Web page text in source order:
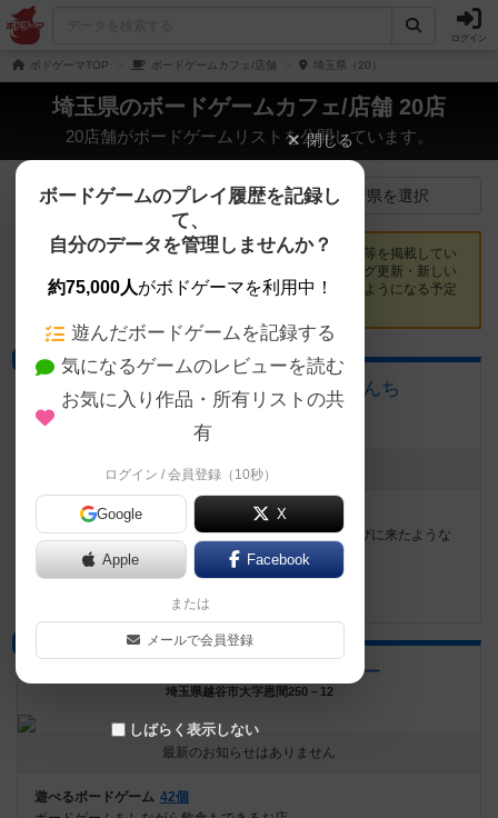
ログイン
ボドゲーマTOP ボードゲームカフェ/店舗 埼玉県（20）
埼玉県のボードゲームカフェ/店舗 20店
20店舗がボードゲームリストを公開しています。
店舗イベント一覧 都道府県を選択
埼玉県でボードゲームを遊べるカフェ・プレイスペース等を掲載してい
ます。店舗をフォローしておくと、開催イベント・ブログ更新・新しい
提供ゲームが登録された際に、マイページで通知されるようになる予定
プレイスペース
ボードゲームハウス ともだちんち
埼玉県坂戸市南町12−21
最新のお知らせはありません
遊べるボードゲーム
東武東上線坂戸駅南口から徒歩３分 ともだちんちに遊びに来たような
安心感で遊べます 今後も続々ゲーム追加予定です
ボードゲームカフェ
ボードゲームカフェフライデー
埼玉県越谷市大字恩間250－12
最新のお知らせはありません
遊べるボードゲーム 42個
閉じる
ボードゲームのプレイ履歴を記録し
て、
自分のデータを管理しませんか？
約75,000人がボドゲーマを利用中！
遊んだボードゲームを記録する
気になるゲームのレビューを読む
お気に入り作品・所有リストの共
有
ログイン / 会員登録（10秒）
Google X
Apple Facebook
または
メールで会員登録
しばらく表示しない